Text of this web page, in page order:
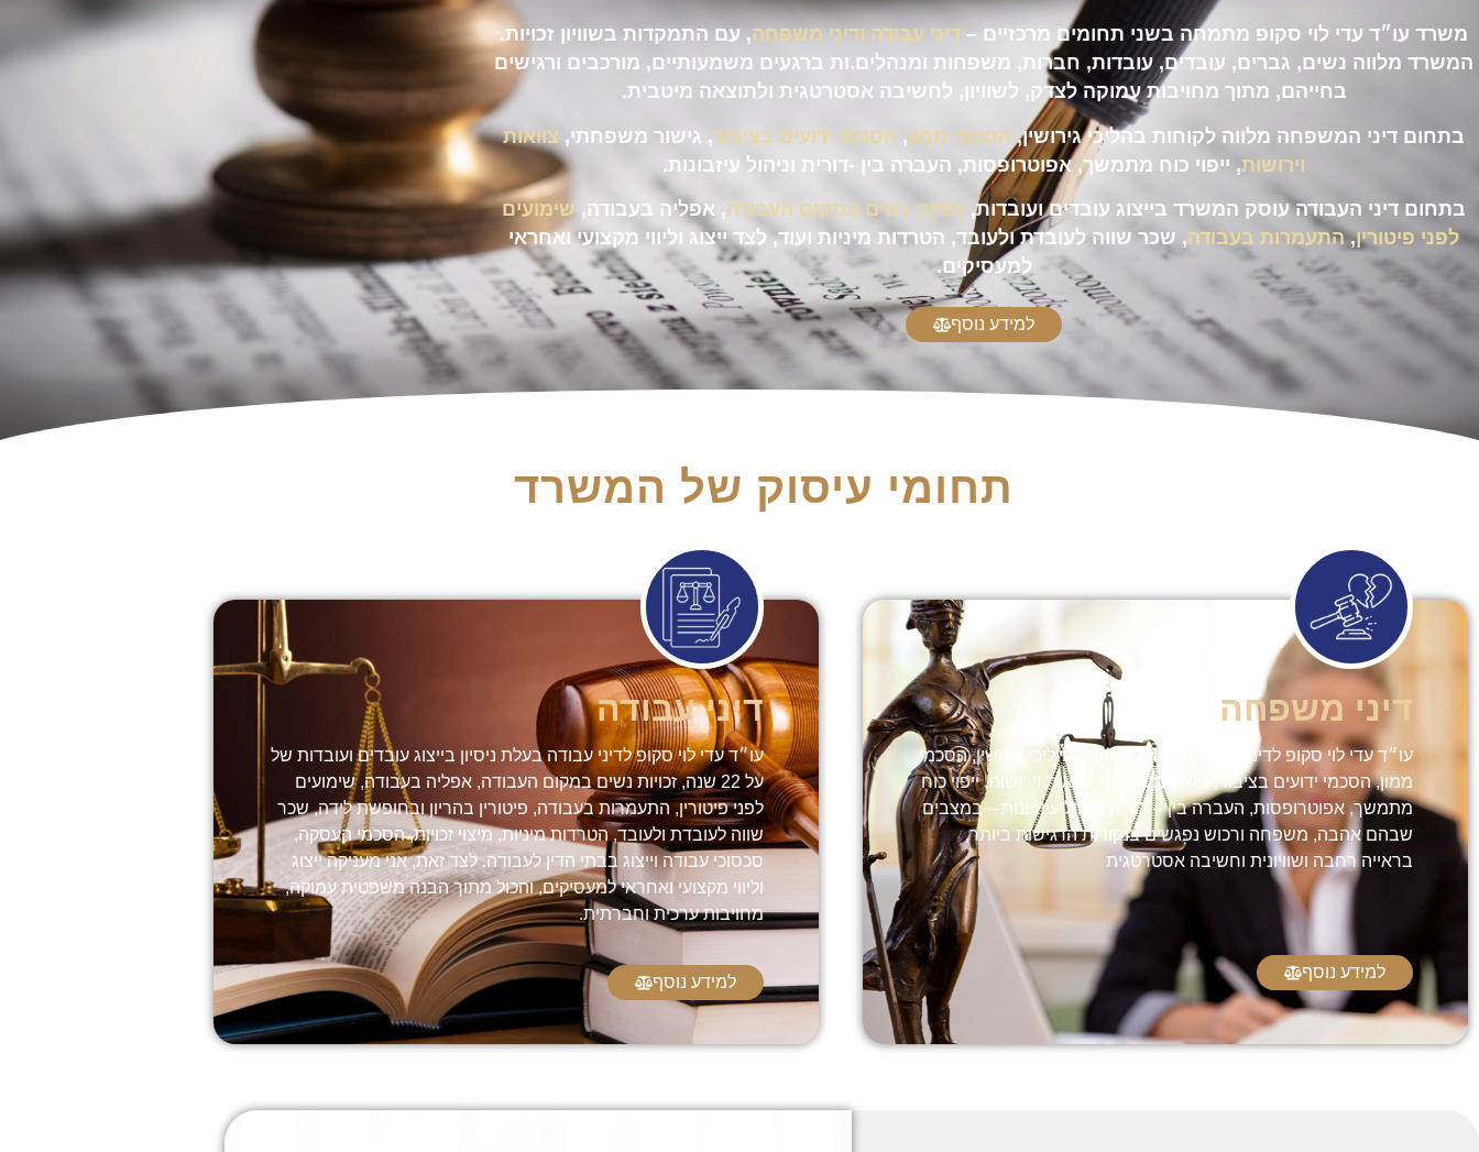
משרד עו״ד עדי לוי סקופ מתמחה בשני תחומים מרכזיים – דיני עבודה ודיני משפחה, עם התמקדות בשוויון זכויות.
המשרד מלווה נשים, גברים, עובדים, עובדות, חברות, משפחות ומנהלים.ות ברגעים משמעותיים, מורכבים ורגישים
בחייהם, מתוך מחויבות עמוקה לצדק, לשוויון, לחשיבה אסטרטגית ולתוצאה מיטבית.
בתחום דיני המשפחה מלווה לקוחות בהליכי גירושין, הסכמי ממון, הסכמי ידועים בציבור, גישור משפחתי, צוואות
וירושות, ייפוי כוח מתמשך, אפוטרופסות, העברה בין -דורית וניהול עיזבונות.
בתחום דיני העבודה עוסק המשרד בייצוג עובדים ועובדות, זכויות נשים במקום העבודה, אפליה בעבודה, שימועים
לפני פיטורין,התעמרות בעבודה, שכר שווה לעובדת ולעובד, הטרדות מיניות ועוד, לצד ייצוג וליווי מקצועי ואחראי
למעסיקים.
למידע נוסף
תחומי עיסוק של המשרד
דיני משפחה
עו״ד עדי לוי סקופ לדיני משפחה מלווה לקוחות בהליכי גירושין, הסכמי
ממון, הסכמי ידועים בציבור, גישור משפחתי, צוואות וירושות, ייפוי כוח
מתמשך, אפוטרופסות, העברה בין – דורית וניהול עיזבונות – במצבים
שבהם אהבה, משפחה ורכוש נפגשים בנקודות הרגישות ביותר,
בראייה רחבה ושוויונית וחשיבה אסטרטגית
למידע נוסף
דיני עבודה
עו״ד עדי לוי סקופ לדיני עבודה בעלת ניסיון בייצוג עובדים ועובדות של
על 22 שנה, זכויות נשים במקום העבודה, אפליה בעבודה, שימועים
לפני פיטורין, התעמרות בעבודה, פיטורין בהריון ובחופשת לידה, שכר
שווה לעובדת ולעובד, הטרדות מיניות, מיצוי זכויות, הסכמי העסקה,
סכסוכי עבודה וייצוג בבתי הדין לעבודה. לצד זאת, אני מעניקה ייצוג
וליווי מקצועי ואחראי למעסיקים, והכול מתוך הבנה משפטית עמוקה,
מחויבות ערכית וחברתית.
למידע נוסף